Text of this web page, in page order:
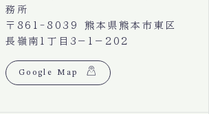
務所
〒861-8039 熊本県熊本市東区
長嶺南1丁目3−1−202
Google Map